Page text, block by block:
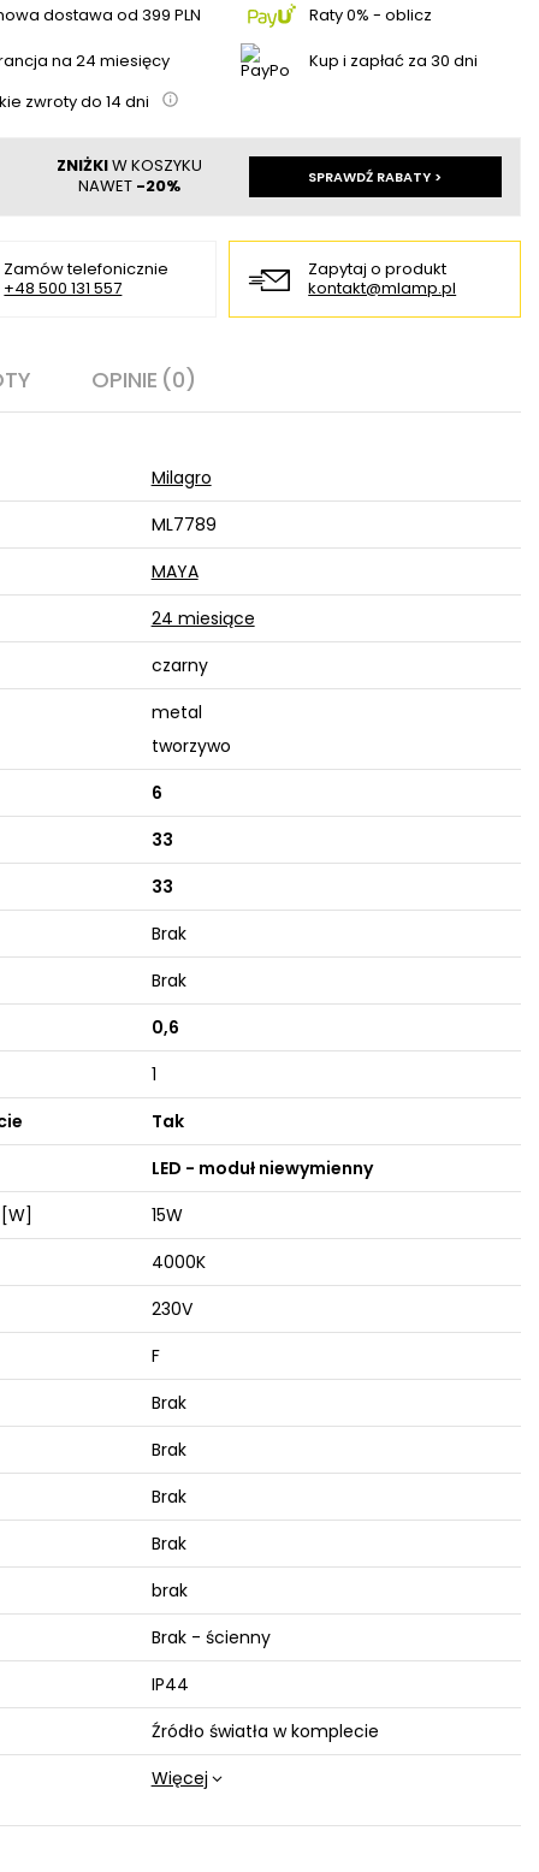
dostawa od399 PLN
Raty 0% - oblicz
na 24 miesięcy
Kup i zapłać za 30 dni
zwroty do 14 dni
ZNIŻKIW KOSZYKU
NAWET -20% SPRAWDŹ RABATY >
Zamów telefonicznie
+48 500 131 557
Zapytaj o produkt
kontakt@mlamp.pl
OPINIE (0)
Milagro
ML7789
MAYA
24 miesiące
czarny
metal
tworzywo
6
33
33
Brak
Brak
0,6
1
Tak
LED - moduł niewymienny
15W
4000K
230V
F
Brak
Brak
Brak
Brak
brak
Brak - ścienny
IP44
Źródło światła w komplecie
Więcej